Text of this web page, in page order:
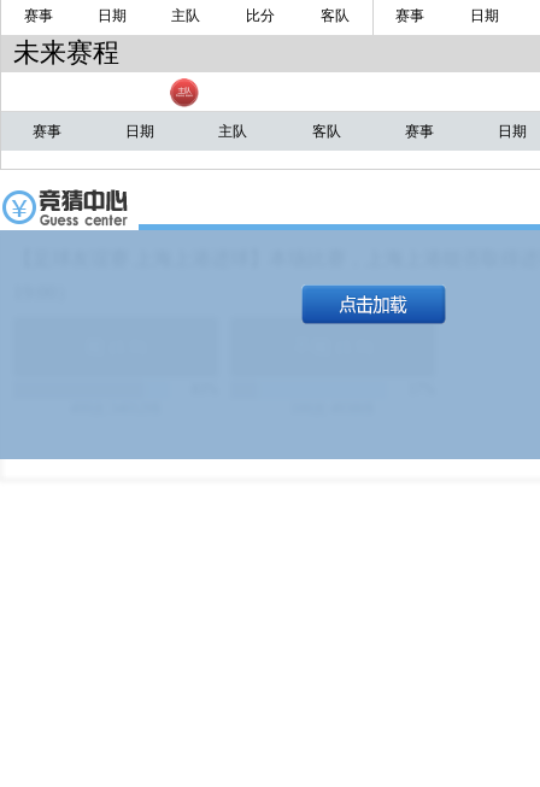
赛事 日期 主队 比分 客队 赛事 日期
未来赛程
赛事 日期 主队 客队 赛事 日期